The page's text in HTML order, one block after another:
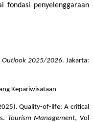
fondasi penyelenggaraan
Outlook 2025/2026. Jakarta:
Kepariwisataan
Quality-of-life: A critical
Tourism Management, Vol